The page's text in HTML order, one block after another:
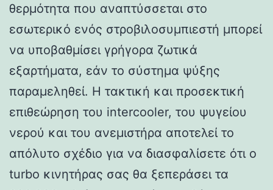
θερμότητα που αναπτύσσεται στο
εσωτερικό ενός στροβιλοσυμπιεστή μπορεί
να υποβαθμίσει γρήγορα ζωτικά
εξαρτήματα, εάν το σύστημα ψύξης
παραμεληθεί. Η τακτική και προσεκτική
επιθεώρηση του intercooler, του ψυγείου
νερού και του ανεμιστήρα αποτελεί το
απόλυτο σχέδιο για να διασφαλίσετε ότι ο
turbo κινητήρας σας θα ξεπεράσει τα